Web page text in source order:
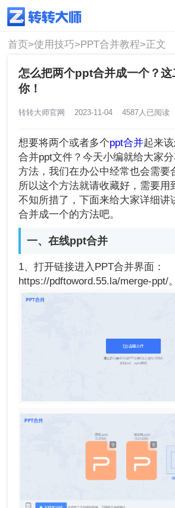
使用技巧
首页>使用技巧>PPT合并教程>正文
怎么把两个ppt合并成一个？
你！
转转大师官网 2023-11-04 4587人已阅读
想要将两个或者多个ppt合并起来
合并ppt文件？今天小编就给大家
方法，我们在办公中经常也会需要
所以这个方法就请收藏好，需要用
不知所措了，下面来给大家详细讲
合并成一个的方法吧。
一、在线ppt合并
1、打开链接进入PPT合并界面：
https://pdftoword.55.la/merge-ppt/。